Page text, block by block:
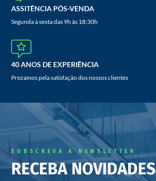
ASSITÊNCIA PÓS-VENDA
Segunda à sexta das 9h às 18:30h
40 ANOS DE EXPERIÊNCIA
Prezamos pela satisfação dos nossos clientes
SUBSCREVA A NEWSLETTER
RECEBA NOVIDADES